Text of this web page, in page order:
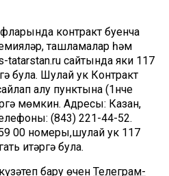
контракт буенча
ташламалар һәм
tatarstan.ru сайтында яки 117
була. Шулай ук Контракт
алу пунктына (1нче
мөмкин. Адресы: Казан,
(843) 221-44-52.
00 номеры,шулай ук 117
итәргә була.
бару өчен Телеграм-